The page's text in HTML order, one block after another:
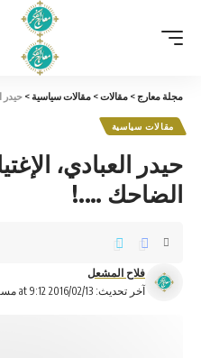
مجلة معارج> مقالات> مقالات سياسية> حيدر
مقالات سياسية
حيدر العبادي،
الضاحك ….!
آخر تحديث: 2016/02/13 at 9:12 مساءً
فلاح المشعل